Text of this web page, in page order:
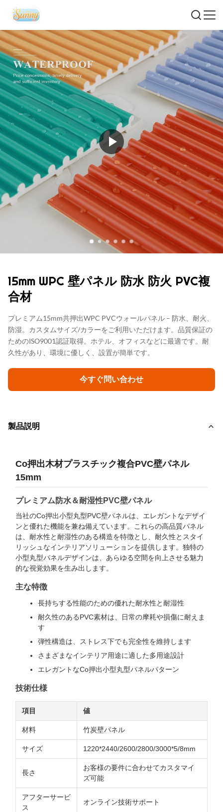
15mm WPC 壁パネル 防水 防火 PVC複
合材
プレミアム15mm共押出WPC PVCウォールパネル – 防水、耐火、
防湿。カスタムサイズ/カラーをご利用いただけます。品質保証の
ためのISO9001認証取得。ホテル、オフィスなどに最適です。耐
久性があり、環境に優しく、設置が簡単です。
今すぐ問い合わせ
製品説明
Co押出木材プラスチック複合PVC壁パネル
15mm
プレミアム防水＆耐湿性PVC壁パネル
当社のCo押出小型丸型PVC壁パネルは、エレガントなデザイ
ンと優れた機能を兼ね備えています。これらの高品質パネル
は、耐水性と耐湿性のある構造を特徴とし、耐久性とスタイ
リッシュなインテリアソリューションを提供します。独特の
小型丸型パネルデザインは、あらゆる空間を向上させる魅力
的な視覚効果を生み出します。
主な特徴
長持ちする性能のための優れた耐水性と耐湿性
耐久性のあるPVC素材は、日常の摩耗や損傷に耐えま
す
弾性構造は、ストレス下でも完全性を維持します
さまざまなインテリア用途に適した多用途設計
エレガントなCo押出小型丸型パネルパターン
技術仕様
項目 値
材料 竹炭壁パネル
サイズ 1220*2440/2600/2800/3000*5/8mm
長さ
お客様の要件に合わせてカスタマイ
ズ可能
アフターサービ
ス
オンライン技術サポート